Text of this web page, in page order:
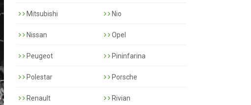
Mitsubishi Nio
Nissan Opel
Peugeot Pininfarina
Polestar Porsche
Renault Rivian